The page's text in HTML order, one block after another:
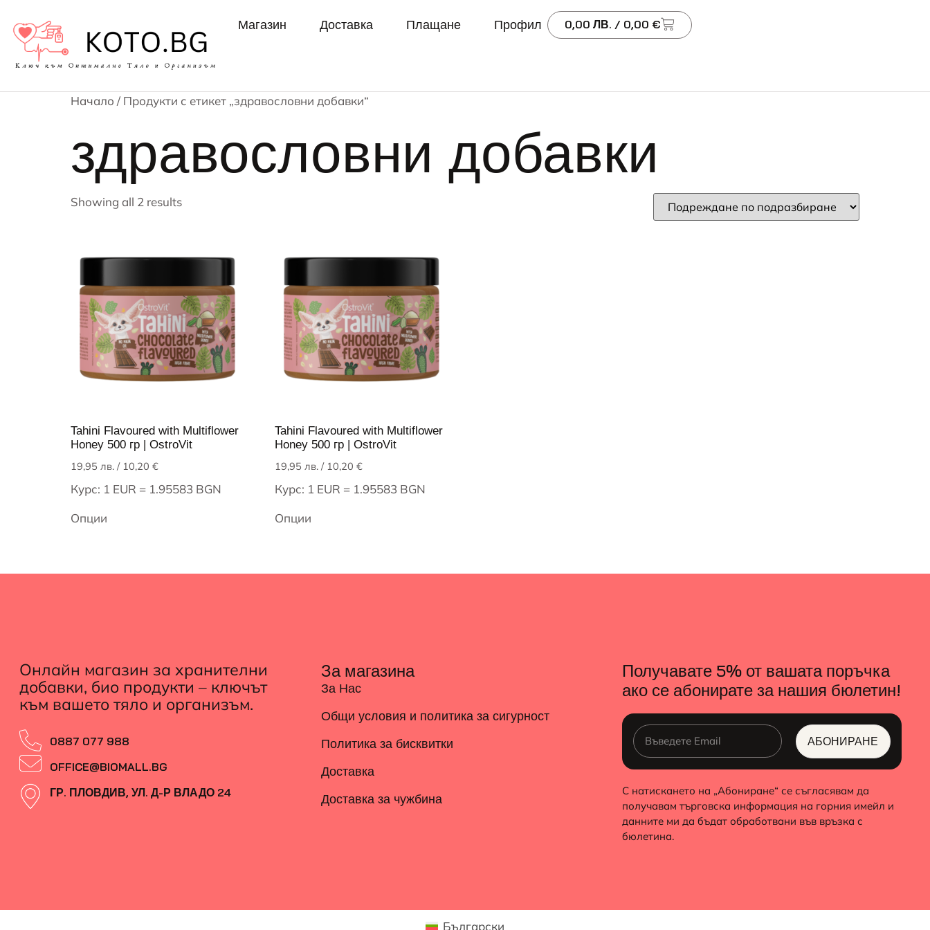
Магазин Доставка Плащане Профил 0,00 ЛВ. / 0,00 €
Начало / Продукти с етикет „здравословни добавки“
здравословни добавки
Showing all 2 results
Tahini Flavoured with Multiflower
Honey 500 гр | OstroVit
19,95 лв. / 10,20 €
Курс: 1 EUR = 1.95583 BGN
Опции
Tahini Flavoured with Multiflower
Honey 500 гр | OstroVit
19,95 лв./ 10,20 €
Курс: 1 EUR = 1.95583 BGN
Опции
Онлайн магазин за хранителни
добавки, био продукти – ключът
към вашето тяло и организъм.
0887 077 988
OFFICE@BIOMALL.BG
ГР. ПЛОВДИВ, УЛ. Д-Р ВЛАДО 24
За магазина
За Нас
Общи условия и политика за сигурност
Политика за бисквитки
Доставка
Доставка за чужбина
Получавате 5% от вашата поръчка
ако се абонирате за нашия бюлетин!
АБОНИРАНЕ
ALTERNATIVE:
С натискането на „Абониране“ се съгласявам да
получавам търговска информация на горния имейл и
данните ми да бъдат обработвани във връзка с
бюлетина.
Български